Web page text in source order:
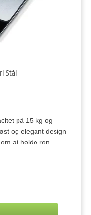
Stål
på 15 kg og
og elegant design
at holde ren.